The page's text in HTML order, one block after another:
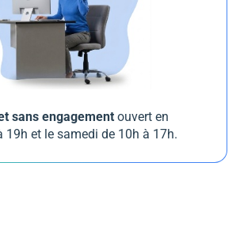
sans engagement ouvert en
19h et le samedi de 10h à 17h.